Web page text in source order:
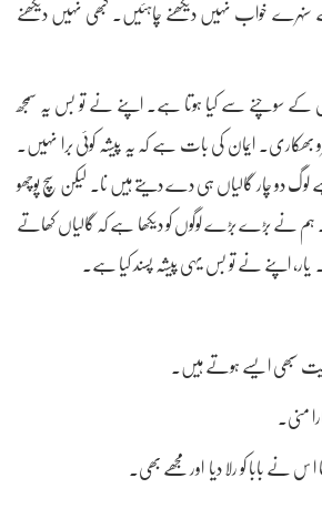
سنہرے خواب نہیں دیکھنے چاہئیں۔ کبھی نہیں دیکھنے
کے سوچنے سے کیا ہوتا ہے۔ اپنے نے تو بس یہ سمجھ
بھکاری۔ ایمان کی بات ہے کہ یہ پیشہ کوئی برا نہیں۔
لوگ دو چار گالیاں ہی دے دیتے ہیں نا۔ لیکن سچ پوچھو
ہم نے بڑے بڑے لوگوں کو دیکھا ہے کہ گالیاں کھاتے
اپنے نے تو بس یہی پیشہ پسند کیا ہے۔
سبھی ایسے ہوتے ہیں۔
منی۔
ا س نے بابا کو رلا دیا اور مجھے بھی۔